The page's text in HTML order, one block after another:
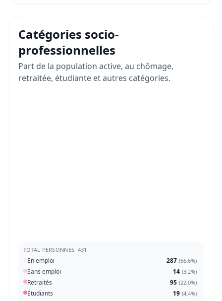
Catégories socio-
professionnelles
Part de la population active, au chômage,
retraitée, étudiante et autres catégories.
TOTAL PERSONNES: 431
En emploi 287 (66,6%)
Sans emploi 14 (3,2%)
Retraités 95 (22,0%)
Étudiants 19 (4,4%)